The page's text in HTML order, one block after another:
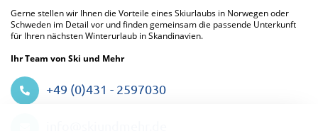
Gerne stellen wir Ihnen die Vorteile eines Skiurlaubs in Norwegen oder
Schweden im Detail vor und finden gemeinsam die passende Unterkunft
für Ihren nächsten Winterurlaub in Skandinavien.
Ihr Team von Ski und Mehr
+49 (0)431 - 2597030